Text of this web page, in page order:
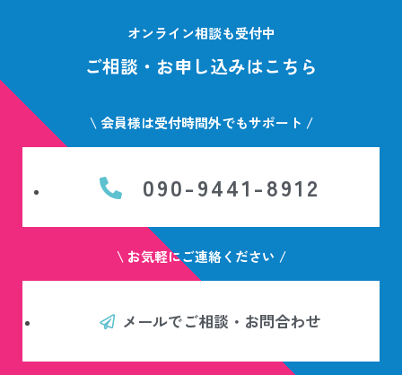
オンライン相談も受付中
ご相談・お申し込みはこちら
\ 会員様は受付時間外でもサポート /
090-9441-8912
\ お気軽にご連絡ください /
メールでご相談・お問合わせ